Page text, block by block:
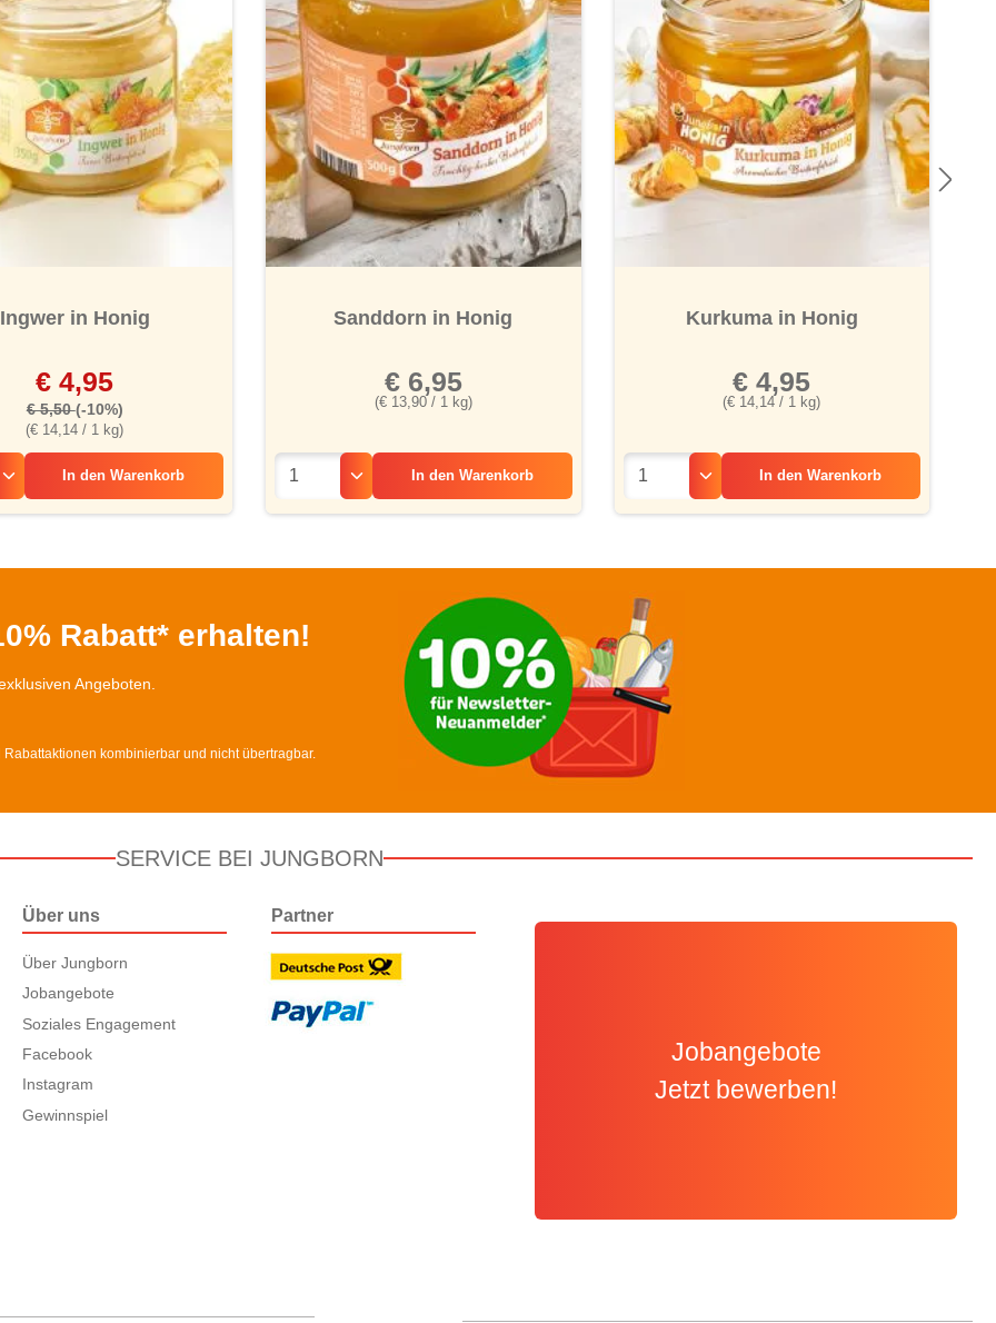
Ingwer in Honig
(€ 14,14 / 1 kg)
€ 4,95
€ 5,50(-10%)
In den Warenkorb
Sanddorn in Honig
(€ 13,90 / 1 kg)
€ 6,95
In den Warenkorb
Kurkuma in Honig
(€ 14,14 / 1 kg)
€ 4,95
In den Warenkorb
Rabatt* erhalten!
Angeboten.
kombinierbar und nicht übertragbar.
SERVICE BEI JUNGBORN
Über uns
Über Jungborn
Jobangebote
Soziales Engagement
Facebook
Instagram
Gewinnspiel
Partner
Jobangebote
Jetzt bewerben!